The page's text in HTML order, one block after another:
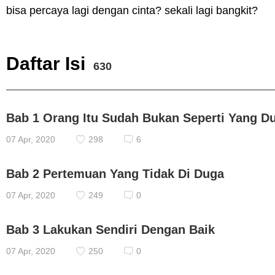
bisa percaya lagi dengan cinta? sekali lagi bangkit?
Daftar Isi 630
Bab 1 Orang Itu Sudah Bukan Seperti Yang
07 Apr, 2020 298 6
Bab 2 Pertemuan Yang Tidak Di Duga
07 Apr, 2020 249 0
Bab 3 Lakukan Sendiri Dengan Baik
07 Apr, 2020 250 0